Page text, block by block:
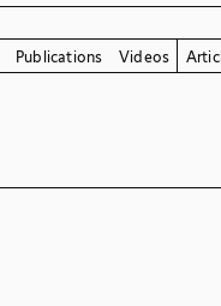
Publications Videos